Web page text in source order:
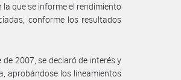
que se informe el rendimiento
conforme los resultados
2007, se declaró de interés y
aprobándose los lineamientos